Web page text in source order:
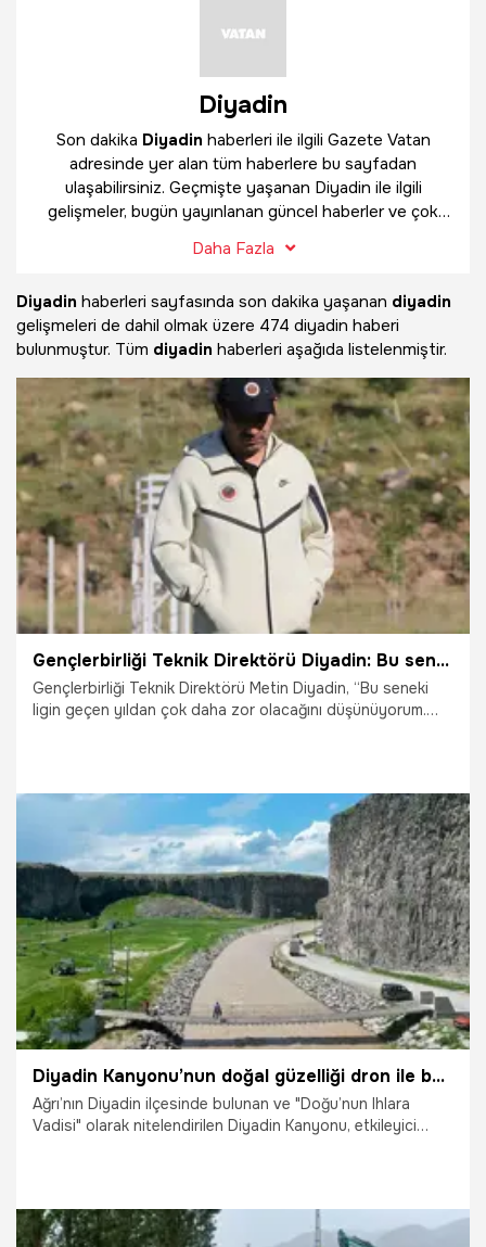
Diyadin
Son dakika Diyadin haberleri ile ilgili Gazete Vatan
adresinde yer alan tüm haberlere bu sayfadan
ulaşabilirsiniz. Geçmişte yaşanan Diyadin ile ilgili
gelişmeler, bugün yayınlanan güncel haberler ve çok
Daha Fazla
Diyadin haberleri sayfasında son dakika yaşanan diyadin
gelişmeleri de dahil olmak üzere 474 diyadin haberi
bulunmuştur. Tüm diyadin haberleri aşağıda listelenmiştir.
Gençlerbirliği Teknik Direktörü Diyadin: Bu sene lig daha zor olacak
Gençlerbirliği Teknik Direktörü Metin Diyadin, “Bu seneki
ligin geçen yıldan çok daha zor olacağını düşünüyorum.
ekonomisiyle beraber yapmak durumundayız. Bu da bir
zorluk muhakkak çıkarıyor” dedi.
20.07.2026 Şampiy10
Diyadin Kanyonu’nun doğal güzelliği dron ile böyle görüntülendi
Ağrı’nın Diyadin ilçesinde bulunan ve "Doğu’nun Ihlara
Vadisi" olarak nitelendirilen Diyadin Kanyonu, etkileyici
dokusuyla dron ile görüntülendi.